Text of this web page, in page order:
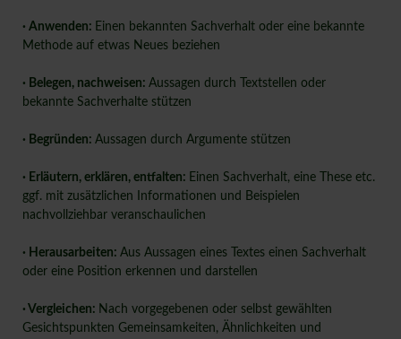
· Anwenden: Einen bekannten Sachverhalt oder eine bekannte
Methode auf etwas Neues beziehen
· Belegen, nachweisen: Aussagen durch Textstellen oder
bekannte Sachverhalte stützen
· Begründen: Aussagen durch Argumente stützen
· Erläutern, erklären, entfalten: Einen Sachverhalt, eine These etc.
ggf. mit zusätzlichen Informationen und Beispielen
nachvollziehbar veranschaulichen
· Herausarbeiten: Aus Aussagen eines Textes einen Sachverhalt
oder eine Position erkennen und darstellen
· Vergleichen: Nach vorgegebenen oder selbst gewählten
Gesichtspunkten Gemeinsamkeiten, Ähnlichkeiten und